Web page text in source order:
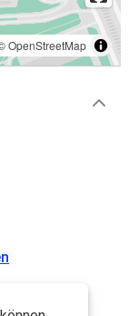
OpenStreetMap